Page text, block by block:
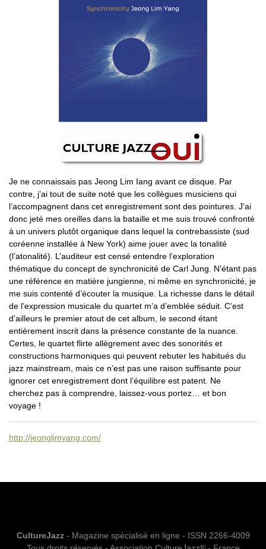
Je ne connaissais pas Jeong Lim Iang avant ce disque. Par
contre, j’ai tout de suite noté que les collègues musiciens qui
l’accompagnent dans cet enregistrement sont des pointures. J’ai
donc jeté mes oreilles dans la bataille et me suis trouvé confronté
à un univers plutôt organique dans lequel la contrebassiste (sud
coréenne installée à New York) aime jouer avec la tonalité
(l’atonalité). L’auditeur est censé entendre l’exploration
thématique du concept de synchronicité de Carl Jung. N’étant pas
une référence en matière jungienne, ni même en synchronicité, je
me suis contenté d’écouter la musique. La richesse dans le détail
de l’expression musicale du quartet m’a d’emblée séduit. C’est
d’ailleurs le premier atout de cet album, le second étant
entièrement inscrit dans la présence constante de la nuance.
Certes, le quartet flirte allègrement avec des sonorités et
constructions harmoniques qui peuvent rebuter les habitués du
jazz mainstream, mais ce n’est pas une raison suffisante pour
ignorer cet enregistrement dont l’équilibre est patent. Ne
cherchez pas à comprendre, laissez-vous portez… et bon
voyage !
http://jeonglimyang.com/
CultureJazz- Magazine spécialisé en ligne - ISSN 2266-4009